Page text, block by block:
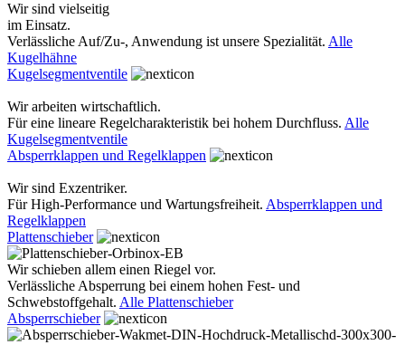
Wir sind vielseitig
im Einsatz.
Verlässliche Auf/Zu-, Anwendung ist unsere Spezialität. Alle
Kugelhähne
Kugelsegmentventile
Wir arbeiten wirtschaftlich.
Für eine lineare Regelcharakteristik bei hohem Durchfluss. Alle
Kugelsegmentventile
Absperrklappen und Regelklappen
Wir sind Exzentriker.
Für High-Performance und Wartungsfreiheit. Absperrklappen und
Regelklappen
Plattenschieber
Wir schieben allem einen Riegel vor.
Verlässliche Absperrung bei einem hohen Fest- und
Schwebstoffgehalt. Alle Plattenschieber
Absperrschieber